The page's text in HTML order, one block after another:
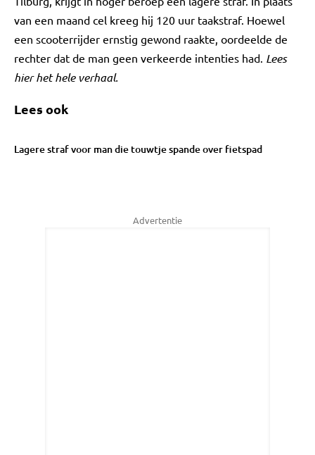
van een maand cel kreeg hij 120 uur taakstraf. Hoewel
een scooterrijder ernstig gewond raakte, oordeelde de
rechter dat de man geen verkeerde intenties had. Lees
hier het hele verhaal.
Lees ook
Lagere straf voor man die touwtje spande over fietspad
Advertentie